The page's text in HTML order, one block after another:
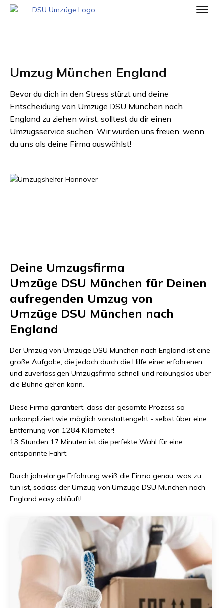
Umzug München England
Bevor du dich in den Stress stürzt und deine
Entscheidung von Umzüge DSU München nach
England zu ziehen wirst, solltest du dir einen
Umzugsservice suchen. Wir würden uns freuen, wenn
du uns als deine Firma auswählst!
Deine Umzugsfirma
Umzüge DSU München für Deinen
aufregenden Umzug von
Umzüge DSU München nach
England
Der Umzug von Umzüge DSU München nach England ist eine
große Aufgabe, die jedoch durch die Hilfe einer erfahrenen
und zuverlässigen Umzugsfirma schnell und reibungslos über
die Bühne gehen kann.
Diese Firma garantiert, dass der gesamte Prozess so
unkompliziert wie möglich vonstattengeht - selbst über eine
Entfernung von 1284 Kilometer!
13 Stunden 17 Minuten ist die perfekte Wahl für eine
entspannte Fahrt.
Durch jahrelange Erfahrung weiß die Firma genau, was zu
tun ist, sodass der Umzug von Umzüge DSU München nach
England easy abläuft!